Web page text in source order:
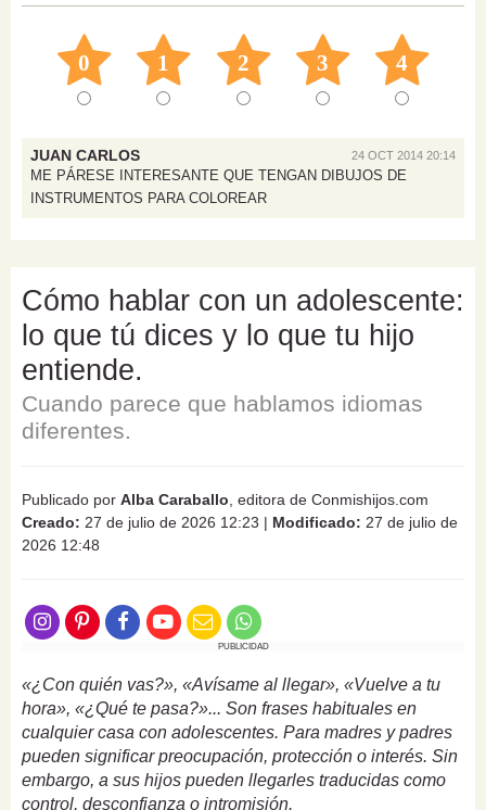
0 1 2 3 4
24 OCT 2014 20:14
JUAN CARLOS
ME PÁRESE INTERESANTE QUE TENGAN DIBUJOS DE
INSTRUMENTOS PARA COLOREAR
Cómo hablar con un adolescente:
lo que tú dices y lo que tu hijo
entiende.
Cuando parece que hablamos idiomas
diferentes.
Publicado por Alba Caraballo , editora de Conmishijos.com
Creado: 27 de julio de 2026 12:23 | Modificado: 27 de julio de
2026 12:48
PUBLICIDAD
«¿Con quién vas?», «Avísame al llegar», «Vuelve a tu
hora», «¿Qué te pasa?»... Son frases habituales en
cualquier casa con adolescentes. Para madres y padres
pueden significar preocupación, protección o interés. Sin
embargo, a sus hijos pueden llegarles traducidas como
control, desconfianza o intromisión.